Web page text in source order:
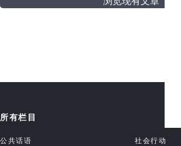
所有栏目
公共话语
社会行动